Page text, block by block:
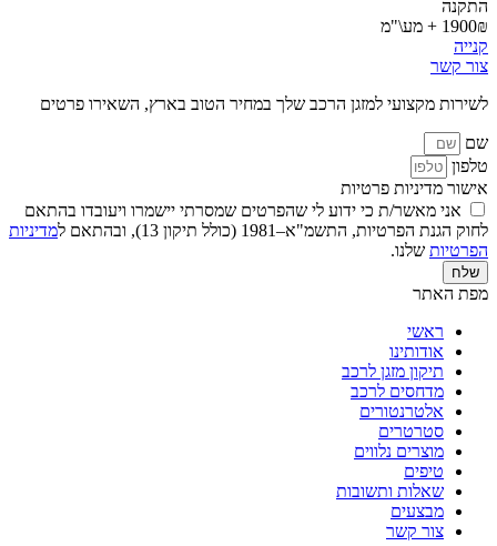
התקנה
1900₪ + מע\"מ
קנייה
צור קשר
לשירות מקצועי למזגן הרכב שלך במחיר הטוב בארץ, השאירו פרטים
שם
טלפון
אישור מדיניות פרטיות
אני מאשר/ת כי ידוע לי שהפרטים שמסרתי יישמרו ויעובדו בהתאם
לחוק הגנת הפרטיות, התשמ"א–1981 (כולל תיקון 13), ובהתאם ל
מדיניות
הפרטיותשלנו.
שלח
מפת האתר
ראשי
אודותינו
תיקון מזגן לרכב
מדחסים לרכב
אלטרנטורים
סטרטרים
מוצרים נלווים
טיפים
שאלות ותשובות
מבצעים
צור קשר